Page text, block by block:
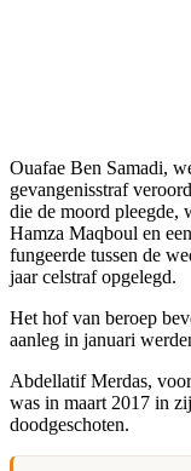
Ouafae Ben Samadi,
gevangenisstraf
die de moord pleegde,
Hamza Maqboul en
fungeerde tussen de
jaar celstraf opgelegd.
Het hof van beroep
aanleg in januari
Abdellatif Merdas,
was in maart 2017 in
doodgeschoten.